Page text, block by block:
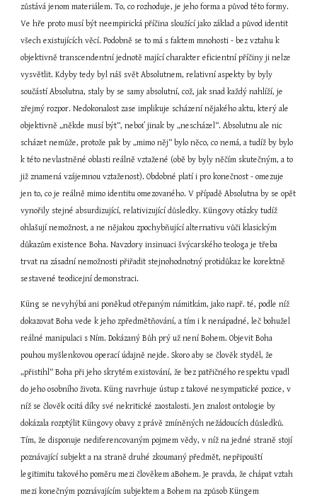
zůstává jenom materiálem. To, co rozhoduje, je jeho forma a původ této formy.
Ve hře proto musí být neempirická příčina sloužící jako základ a původ identit
všech existujících věcí. Podobně se to má s faktem mnohosti - bez vztahu k
objektivně transcendentní jednotě mající charakter eficientní příčiny ji nelze
vysvětlit. Kdyby tedy byl náš svět Absolutnem, relativní aspekty by byly
součástí Absolutna, staly by se samy absolutní, což, jak snad každý nahlíží, je
zřejmý rozpor. Nedokonalost zase implikuje scházení nějakého aktu, který ale
objektivně „někde musí být“, neboť jinak by „nescházel“. Absolutnu ale nic
scházet nemůže, protože pak by „mimo něj“ bylo něco, co nemá, a tudíž by bylo
k této nevlastněné oblasti reálně vztažené (obě by byly něčím skutečným, a to
již znamená vzájemnou vztaženost). Obdobné platí i pro konečnost - omezuje
jen to, co je reálně mimo identitu omezovaného. V případě Absolutna by se opět
vynořily stejné absurdizující, relativizující důsledky. Küngovy otázky tudíž
ohlašují nemožnost, a ne nějakou zpochybňující alternativu vůči klasickým
důkazům existence Boha. Navzdory insinuaci švýcarského teologa je třeba
trvat na zásadní nemožnosti přiřadit stejnohodnotný protidůkaz ke korektně
sestavené teodicejní demonstraci.
Küng se nevyhýbá ani poněkud otřepaným námitkám, jako např. té, podle níž
dokazovat Boha vede k jeho zpředmětňování, a tím i k nenápadné, leč bohužel
reálné manipulaci s Ním. Dokázaný Bůh prý už není Bohem. Objevit Boha
pouhou myšlenkovou operací údajně nejde. Skoro aby se člověk styděl, že
„přistihl“ Boha při jeho skrytém existování, že bez patřičného respektu vpadl
do jeho osobního života. Küng navrhuje ústup z takové nesympatické pozice, v
níž se člověk ocitá díky své nekritické zaostalosti. Jen znalost ontologie by
dokázala rozptýlit Küngovy obavy z právě zmíněných nežádoucích důsledků.
Tím, že disponuje nediferencovaným pojmem vědy, v níž na jedné straně stojí
poznávající subjekt a na straně druhé zkoumaný předmět, nepřipouští
legitimitu takového poměru mezi člověkem aBohem. Je pravda, že chápat vztah
mezi konečným poznávajícím subjektem a Bohem na způsob Küngem